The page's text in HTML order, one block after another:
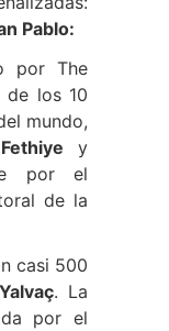
Pablo:
por The
de los 10
mundo,
Fethiye y
por el
de la
casi 500
Yalvaç. La
por el